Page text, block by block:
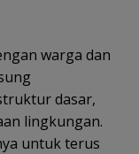
warga dan
dasar,
lingkungan.
untuk terus